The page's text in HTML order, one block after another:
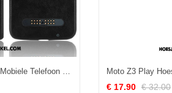
Moto Z3 Play Hoesje Mobiele Telefoon Hoes Bescherming, Moto Z3 Play Hoesje Hard Anti-fall
€ 17.90 € 32.00